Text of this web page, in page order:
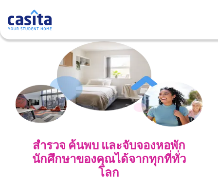
GBP
Booking
Accommodation
About
สำรวจ ค้นพบ และจับจองหอพัก
นักศึกษาของคุณได้จากทุกที่ทั่ว
โลก